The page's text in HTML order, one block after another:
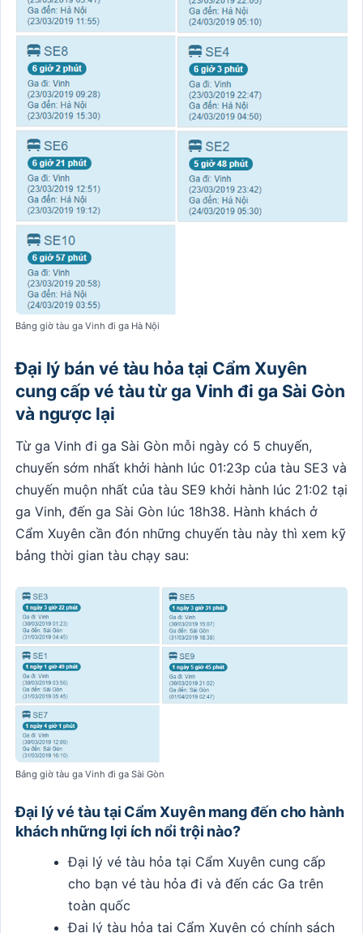
Bảng giờ tàu ga Vinh đi ga Hà Nội
Đại lý bán vé tàu hỏa tại Cẩm Xuyên
cung cấp vé tàu từ ga Vinh đi ga Sài Gòn
và ngược lại
Từ ga Vinh đi ga Sài Gòn mỗi ngày có 5 chuyến,
chuyến sớm nhất khởi hành lúc 01:23p của tàu SE3 và
chuyến muộn nhất của tàu SE9 khởi hành lúc 21:02 tại
ga Vinh, đến ga Sài Gòn lúc 18h38. Hành khách ở
Cẩm Xuyên cần đón những chuyến tàu này thì xem kỹ
bảng thời gian tàu chạy sau:
Bảng giờ tàu ga Vinh đi ga Sài Gòn
Đại lý vé tàu tại Cẩm Xuyên mang đến cho hành
khách những lợi ích nổi trội nào?
Đại lý vé tàu hỏa tại Cẩm Xuyên cung cấp
cho bạn vé tàu hỏa đi và đến các Ga trên
toàn quốc
Đại lý tàu hỏa tại Cẩm Xuyên có chính sách